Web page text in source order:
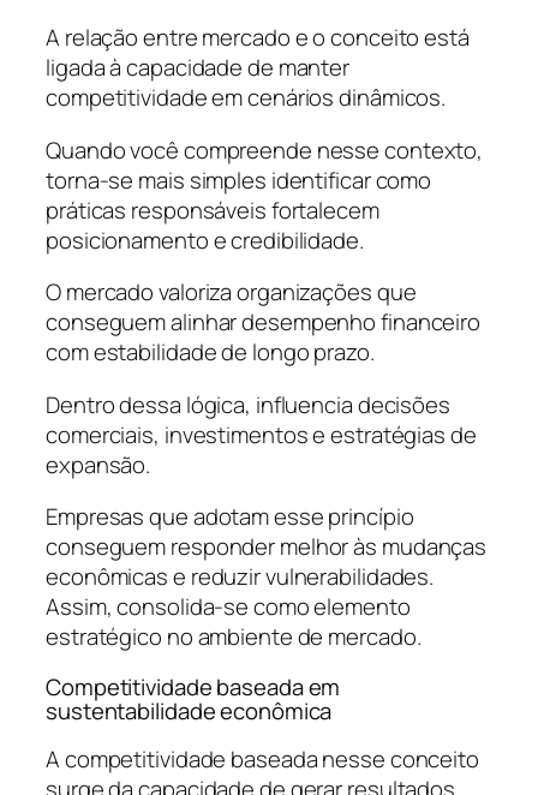
A relação entre mercado e o conceito está
ligada à capacidade de manter
competitividade em cenários dinâmicos.
Quando você compreende nesse contexto,
torna-se mais simples identificar como
práticas responsáveis fortalecem
posicionamento e credibilidade.
O mercado valoriza organizações que
conseguem alinhar desempenho financeiro
com estabilidade de longo prazo.
Dentro dessa lógica, influencia decisões
comerciais, investimentos e estratégias de
expansão.
Empresas que adotam esse princípio
conseguem responder melhor às mudanças
econômicas e reduzir vulnerabilidades.
Assim, consolida-se como elemento
estratégico no ambiente de mercado.
Competitividade baseada em
sustentabilidade econômica
A competitividade baseada nesse conceito